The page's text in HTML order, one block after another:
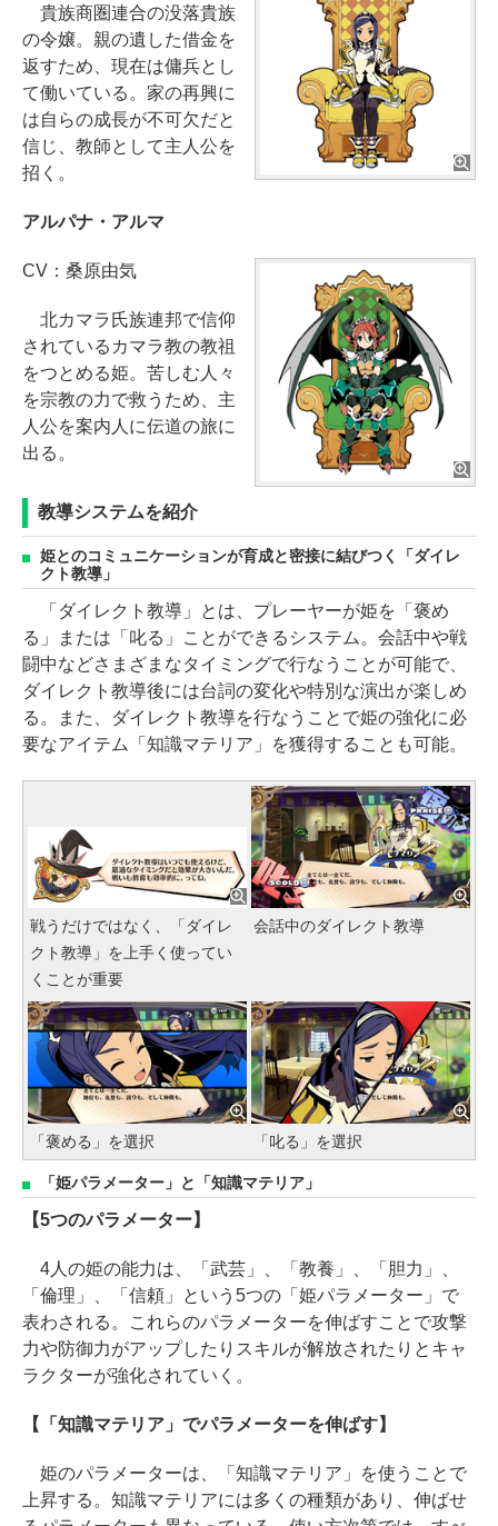
貴族商圏連合の没落貴族
の令嬢。親の遺した借金を
返すため、現在は傭兵とし
て働いている。家の再興に
は自らの成長が不可欠だと
信じ、教師として主人公を
招く。
アルパナ・アルマ
CV：桑原由気
北カマラ氏族連邦で信仰
されているカマラ教の教祖
をつとめる姫。苦しむ人々
を宗教の力で救うため、主
人公を案内人に伝道の旅に
出る。
教導システムを紹介
姫とのコミュニケーションが育成と密接に結びつく「ダイレ
クト教導」
「ダイレクト教導」とは、プレーヤーが姫を「褒め
る」または「叱る」ことができるシステム。会話中や戦
闘中などさまざまなタイミングで行なうことが可能で、
ダイレクト教導後には台詞の変化や特別な演出が楽しめ
る。また、ダイレクト教導を行なうことで姫の強化に必
要なアイテム「知識マテリア」を獲得することも可能。
戦うだけではなく、「ダイレ
クト教導」を上手く使ってい
くことが重要
会話中のダイレクト教導
「褒める」を選択 「叱る」を選択
「姫パラメーター」と「知識マテリア」
【5つのパラメーター】
4人の姫の能力は、「武芸」、「教養」、「胆力」、
「倫理」、「信頼」という5つの「姫パラメーター」で
表わされる。これらのパラメーターを伸ばすことで攻撃
力や防御力がアップしたりスキルが解放されたりとキャ
ラクターが強化されていく。
【「知識マテリア」でパラメーターを伸ばす】
姫のパラメーターは、「知識マテリア」を使うことで
上昇する。知識マテリアには多くの種類があり、伸ばせ